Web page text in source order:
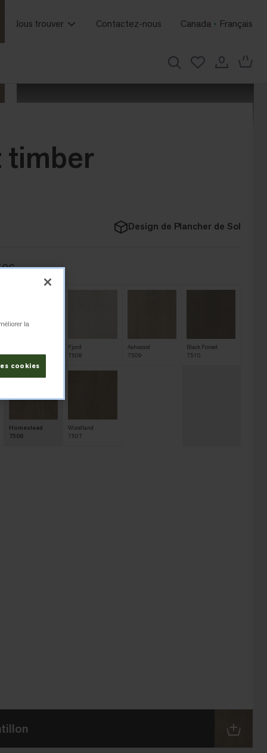
Nous trouver Contactez-nous Canada Français
timber
Design de Plancher de Sol
7503
Fjord
7508
Ashwood
7509
Black Forest
7510
Homestead
7506
Woodland
7507
la
cookies